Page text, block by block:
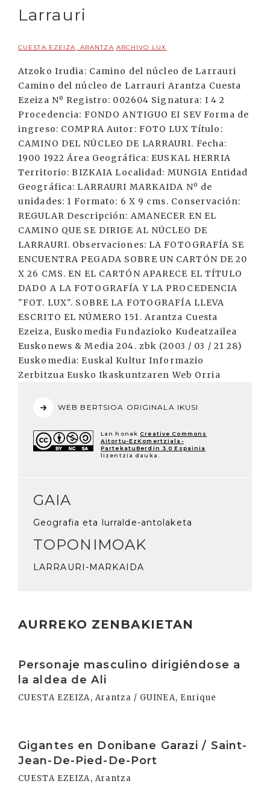
Larrauri
CUESTA EZEIZA, ARANTZA ARCHIVO LUX
Atzoko Irudia: Camino del núcleo de Larrauri
Camino del núcleo de Larrauri Arantza Cuesta
Ezeiza Nº Registro: 002604 Signatura: I 4 2
Procedencia: FONDO ANTIGUO EI SEV Forma de
ingreso: COMPRA Autor: FOTO LUX Título:
CAMINO DEL NÚCLEO DE LARRAURI. Fecha:
1900 1922 Área Geográfica: EUSKAL HERRIA
Territorio: BIZKAIA Localidad: MUNGIA Entidad
Geográfica: LARRAURI MARKAIDA Nº de
unidades: 1 Formato: 6 X 9 cms. Conservación:
REGULAR Descripción: AMANECER EN EL
CAMINO QUE SE DIRIGE AL NÚCLEO DE
LARRAURI. Observaciones: LA FOTOGRAFÍA SE
ENCUENTRA PEGADA SOBRE UN CARTÓN DE 20
X 26 CMS. EN EL CARTÓN APARECE EL TÍTULO
DADO A LA FOTOGRAFÍA Y LA PROCEDENCIA
"FOT. LUX". SOBRE LA FOTOGRAFÍA LLEVA
ESCRITO EL NÚMERO 151. Arantza Cuesta
Ezeiza, Euskomedia Fundazioko Kudeatzailea
Euskonews & Media 204. zbk (2003 / 03 / 21 28)
Euskomedia: Euskal Kultur Informazio
Zerbitzua Eusko Ikaskuntzaren Web Orria
WEB BERTSIOA ORIGINALA IKUSI
Lan honek Creative Commons
Aitortu-EzKomertziala-
PartekatuBerdin 3.0 Espainia
lizentzia dauka.
GAIA
Geografia eta lurralde-antolaketa
TOPONIMOAK
LARRAURI-MARKAIDA
AURREKO ZENBAKIETAN
Personaje masculino dirigiéndose a
la aldea de Ali
CUESTA EZEIZA, Arantza / GUINEA, Enrique
Gigantes en Donibane Garazi / Saint-
Jean-De-Pied-De-Port
CUESTA EZEIZA, Arantza